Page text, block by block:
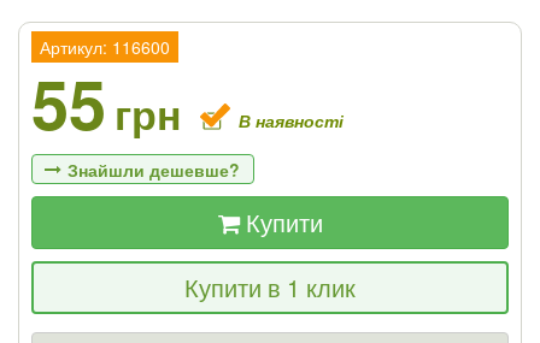
Артикул: 116600
55 грн В наявності
Знайшли дешевше?
Якщо Ви знайдете товар дешевше - ми
знизимо ціну і подаруємо % від різниці
Купити
Купити в 1 клик